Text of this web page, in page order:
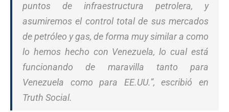
puntos de infraestructura petrolera, y
asumiremos el control total de sus mercados
de petróleo y gas, de forma muy similar a como
lo hemos hecho con Venezuela, lo cual está
funcionando de maravilla tanto para
Venezuela como para EE.UU.”, escribió en
Truth Social.